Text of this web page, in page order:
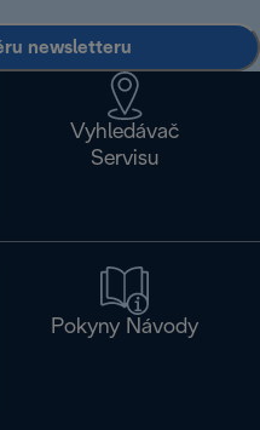
newsletteru
Vyhledávač
Servisu
Pokyny Návody